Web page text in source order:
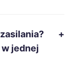
275 zł
jednej
+